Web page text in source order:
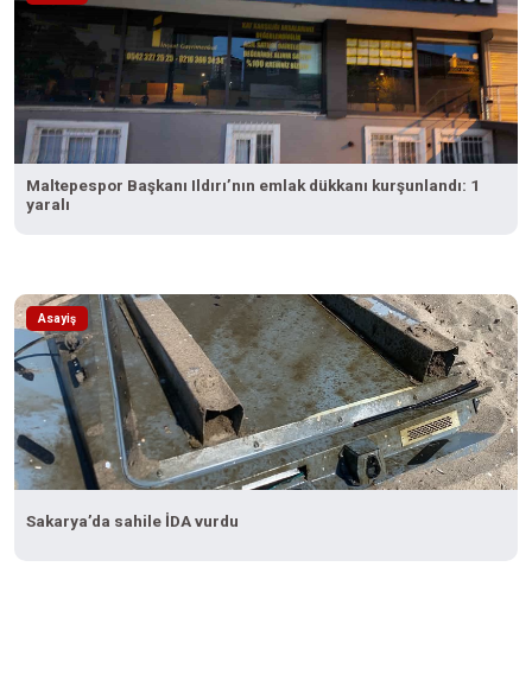
Maltepespor Başkanı Ildırı’nın emlak dükkanı kurşunlandı: 1
yaralı
Asayiş
Sakarya’da sahile İDA vurdu